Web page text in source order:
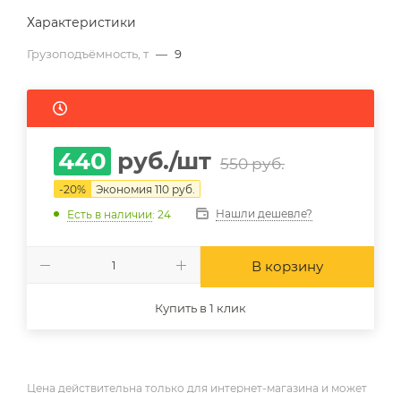
Характеристики
Грузоподъёмность, т — 9
440 руб./шт 550руб.
-20% Экономия 110 руб.
Есть в наличии: 24 Нашли дешевле?
В корзину
Купить в 1 клик
Цена действительна только для интернет-магазина и может